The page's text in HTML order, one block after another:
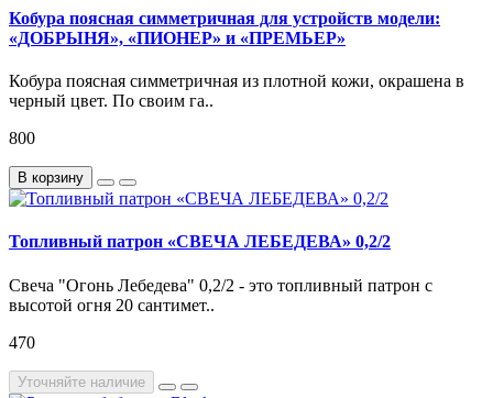
Кобура поясная симметричная для устройств модели:
«ДОБРЫНЯ», «ПИОНЕР» и «ПРЕМЬЕР»
Кобура поясная симметричная из плотной кожи, окрашена в
черный цвет. По своим га..
800
В корзину
Топливный патрон «СВЕЧА ЛЕБЕДЕВА» 0,2/2
Свеча "Огонь Лебедева" 0,2/2 - это топливный патрон с
высотой огня 20 сантимет..
470
Уточняйте наличие